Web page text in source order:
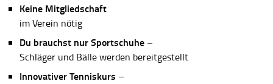
Keine Mitgliedschaft
im Verein nötig
Du brauchst nur Sportschuhe –
Schläger und Bälle werden bereitgestellt
Innovativer Tenniskurs –